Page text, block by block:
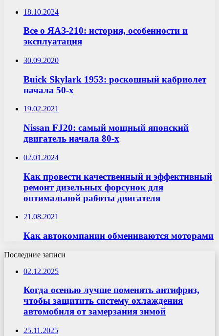
18.10.2024
Все о ЯАЗ-210: история, особенности и
эксплуатация
30.09.2020
Buick Skylark 1953: роскошный кабриолет
начала 50-х
19.02.2021
Nissan FJ20: самый мощный японский
двигатель начала 80-х
02.01.2024
Как провести качественный и эффективный
ремонт дизельных форсунок для
оптимальной работы двигателя
21.08.2021
Как автокомпании обмениваются моторами
Последние записи
02.12.2025
Когда осенью лучше поменять антифриз,
чтобы защитить систему охлаждения
автомобиля от замерзания зимой
25.11.2025